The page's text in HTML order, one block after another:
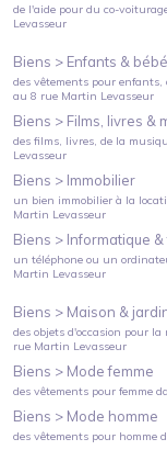
de l'aide pour du co-
Levasseur
Biens > Enfants &
des vêtements pour enfants,
au 8 rue Martin Levasseur
Biens > Films, livres &
des films, livres, de la
Levasseur
Biens > Immobilier
un bien immobilier à la
Martin Levasseur
Biens > Informatique
un téléphone ou un
Martin Levasseur
Biens > Maison &
des objets d'occasion pour
rue Martin Levasseur
Biens > Mode femme
des vêtements pour femme
Biens > Mode homme
des vêtements pour homme